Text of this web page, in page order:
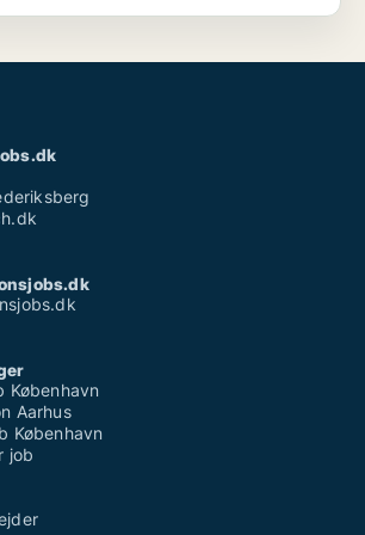
af et godt samarbejde de
København
Aarhus
København
job